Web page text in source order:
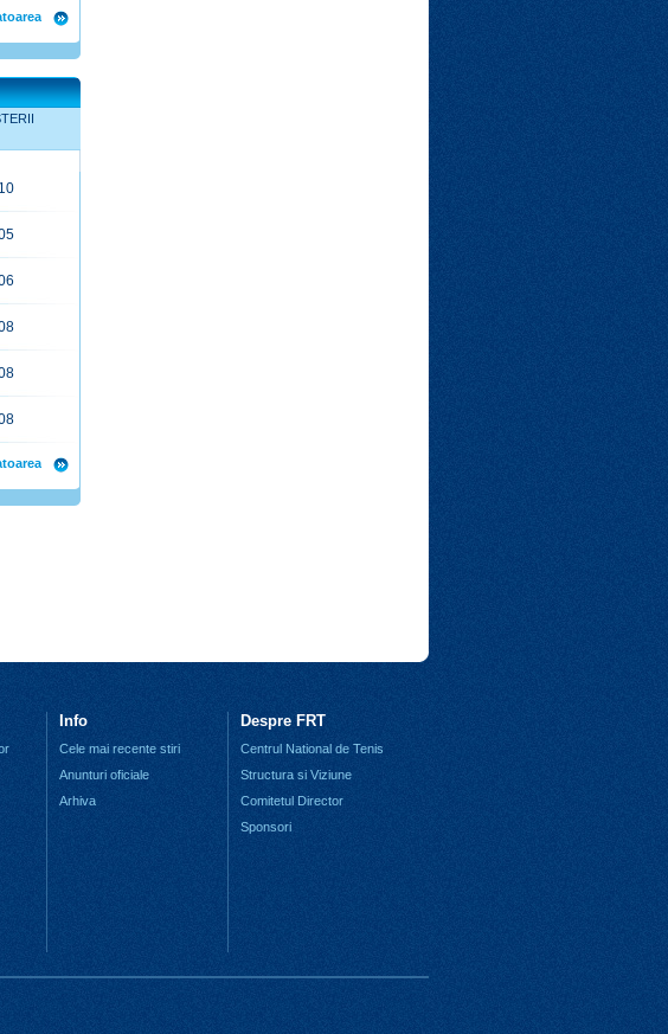
Info
Cele mai recente stiri
Anunturi oficiale
Arhiva
Despre FRT
Centrul National de Tenis
Structura si Viziune
Comitetul Director
Sponsori